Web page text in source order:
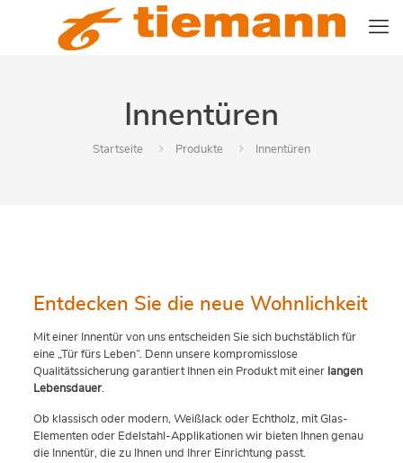
Innentüren
Startseite Produkte Innentüren
Entdecken Sie die neue Wohnlichkeit
Mit einer Innentür von uns entscheiden Sie sich buchstäblich für
eine „Tür fürs Leben“. Denn unsere kompromisslose
Qualitätssicherung garantiert Ihnen ein Produkt mit einer langen
Lebensdauer.
Ob klassisch oder modern, Weißlack oder Echtholz, mit Glas-
Elementen oder Edelstahl-Applikationen wir bieten Ihnen genau
die Innentür, die zu Ihnen und Ihrer Einrichtung passt.